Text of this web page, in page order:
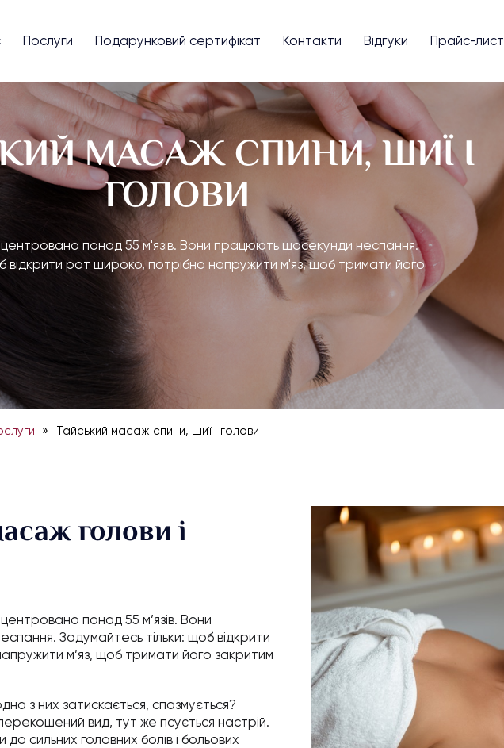
Послуги Подарунковий сертифікат Контакти Відгуки Прайс-лист
МАСАЖ СПИНИ, ШИЇ І
ГОЛОВИ
понад 55 м'язів. Вони працюють щосекунди неспання.
відкрити рот широко, потрібно напружити м'яз, щоб тримати його
» Тайський масаж спини, шиї і голови
голови і
понад 55 м’язів. Вони
Задумайтесь тільки: щоб відкрити
м’яз, щоб тримати його закритим
з них затискається, спазмується?
вид, тут же псується настрій.
сильних головних болів і больових